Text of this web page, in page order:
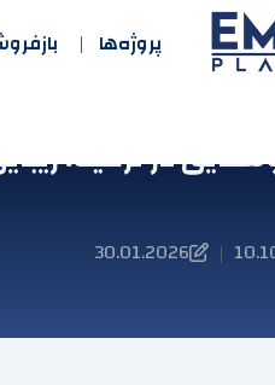
پروژه‌ها
در ترکیه:
|
30.01.2026